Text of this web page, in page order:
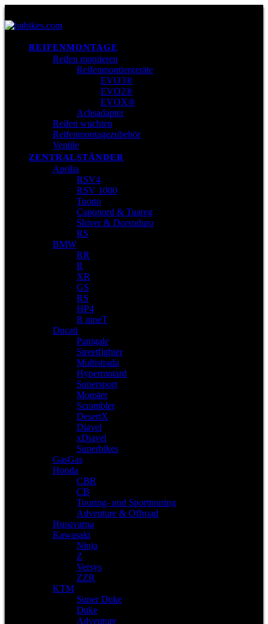
REIFENMONTAGE
Reifen montieren
Reifenmontiergeräte
EVO3®
EVO2®
EVOX®
Achsadapter
Reifen wuchten
Reifenmontagezubehör
Ventile
ZENTRALSTÄNDER
Aprilia
RSV4
RSV 1000
Tuono
Caponord & Tuareg
Shiver & Dorsoduro
RS
BMW
RR
R
XR
GS
RS
HP4
R nineT
Ducati
Panigale
Streetfighter
Multistrada
Hypermotard
Supersport
Monster
Scrambler
DesertX
Diavel
xDiavel
Superbikes
GasGas
Honda
CBR
CB
Touring- und Sporttouring
Adventure & Offroad
Husqvarna
Kawasaki
Ninja
Z
Versys
ZZR
KTM
Super Duke
Duke
Adventure